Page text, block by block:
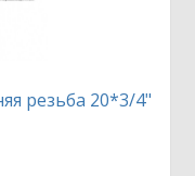
резьба 20*3/4"